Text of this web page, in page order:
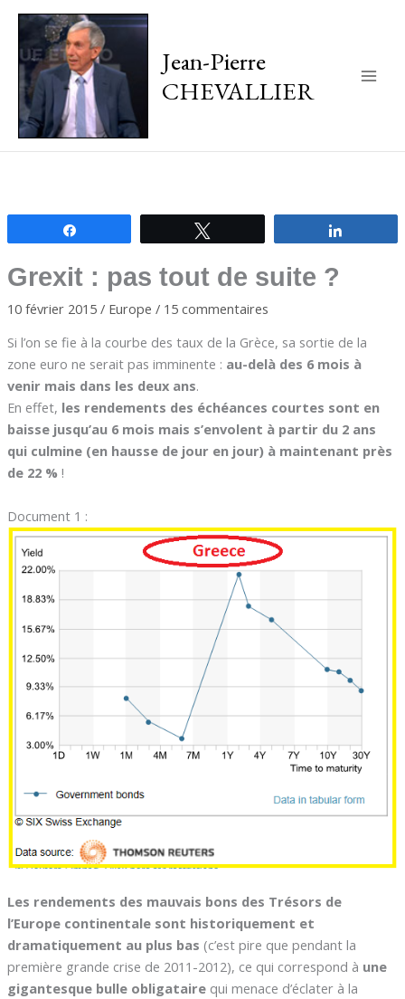
Jean-Pierre
CHEVALLIER
Grexit : pas tout de suite ?
10 février 2015 / Europe / 15 commentaires
Si l’on se fie à la courbe des taux de la Grèce, sa sortie de la
zone euro ne serait pas imminente : au-delà des 6 mois à
venir mais dans les deux ans.
En effet, les rendements des échéances courtes sont en
baisse jusqu’au 6 mois mais s’envolent à partir du 2 ans
qui culmine (en hausse de jour en jour) à maintenant près
de 22 % !
Document 1 :
Les rendements des mauvais bons des Trésors de
l’Europe continentale sont historiquement et
dramatiquement au plus bas (c’est pire que pendant la
première grande crise de 2011-2012), ce qui correspond à une
gigantesque bulle obligataire qui menace d’éclater à la